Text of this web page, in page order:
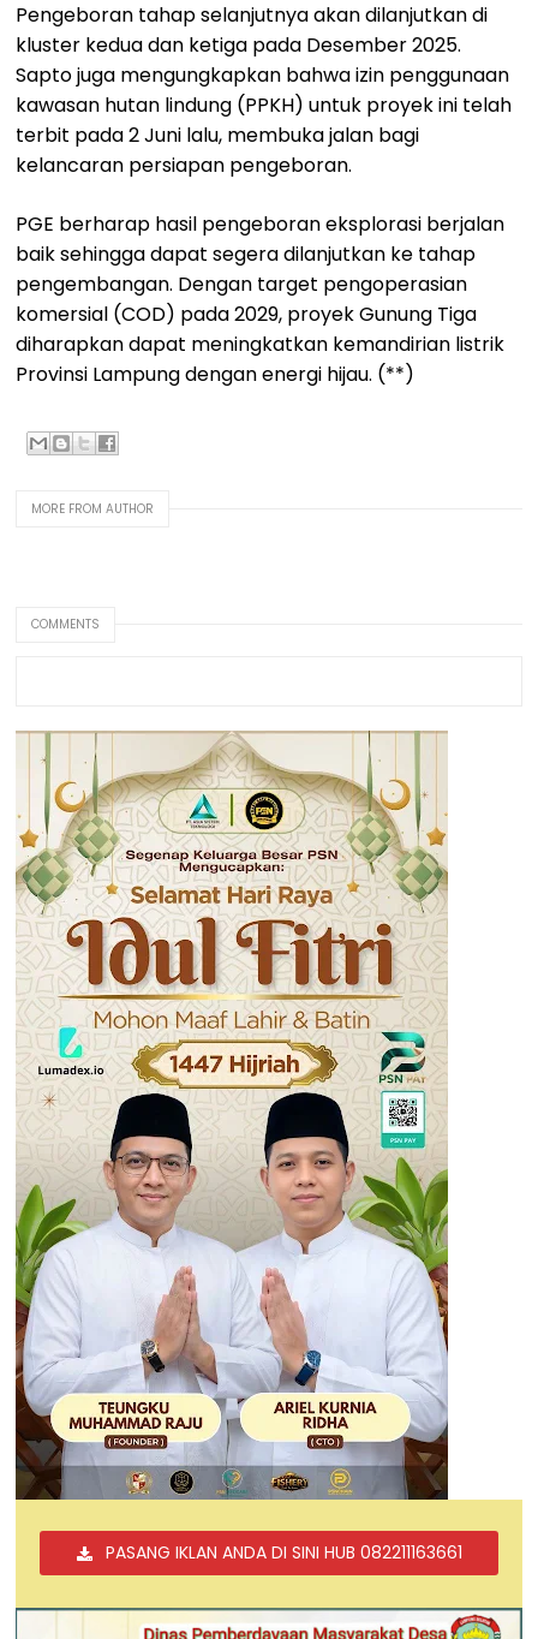
Pengeboran tahap selanjutnya akan dilanjutkan di
kluster kedua dan ketiga pada Desember 2025.
Sapto juga mengungkapkan bahwa izin penggunaan
kawasan hutan lindung (PPKH) untuk proyek ini telah
terbit pada 2 Juni lalu, membuka jalan bagi
kelancaran persiapan pengeboran.
PGE berharap hasil pengeboran eksplorasi berjalan
baik sehingga dapat segera dilanjutkan ke tahap
pengembangan. Dengan target pengoperasian
komersial (COD) pada 2029, proyek Gunung Tiga
diharapkan dapat meningkatkan kemandirian listrik
Provinsi Lampung dengan energi hijau. (**)
MORE FROM AUTHOR
COMMENTS
PASANG IKLAN ANDA DI SINI HUB 082211163661